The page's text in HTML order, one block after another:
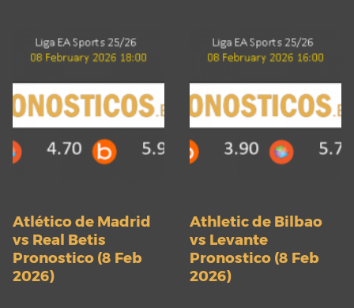
Atlético de Madrid
vs Real Betis
Pronostico (8 Feb
2026)
Athletic de Bilbao
vs Levante
Pronostico (8 Feb
2026)